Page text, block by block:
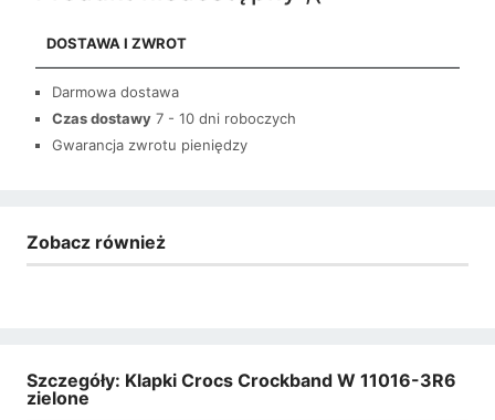
DOSTAWA I ZWROT
Darmowa dostawa
Czas dostawy 7 - 10 dni roboczych
Gwarancja zwrotu pieniędzy
Zobacz również
Szczegóły: Klapki Crocs Crockband W 11016-3R6
zielone